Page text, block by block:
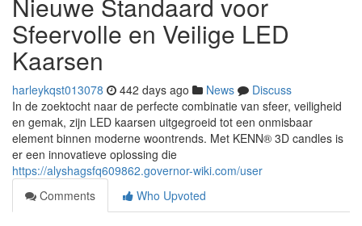
Sfeervolle en Veilige LED
Kaarsen
harleykqst013078 442 days ago News
Discuss
In de zoektocht naar de perfecte combinatie van sfeer, veiligheid
en gemak, zijn LED kaarsen uitgegroeid tot een onmisbaar
element binnen moderne woontrends. Met KENN® 3D candles is
er een innovatieve oplossing die
https://alyshagsfq609862.governor-wiki.com/user
Comments
Who Upvoted